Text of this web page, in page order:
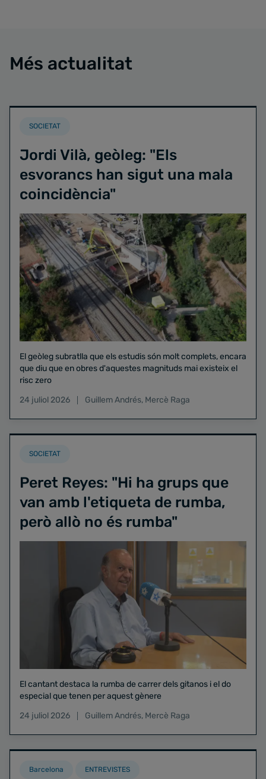
Més actualitat
SOCIETAT
Jordi Vilà, geòleg: "Els
esvorancs han sigut una mala
coincidència"
El geòleg subratlla que els estudis són molt complets, encara
que diu que en obres d'aquestes magnituds mai existeix el
risc zero
24 juliol 2026
Guillem Andrés, Mercè Raga
SOCIETAT
Peret Reyes: "Hi ha grups que
van amb l'etiqueta de rumba,
però allò no és rumba"
El cantant destaca la rumba de carrer dels gitanos i el do
especial que tenen per aquest gènere
24 juliol 2026
Guillem Andrés, Mercè Raga
Barcelona ENTREVISTES